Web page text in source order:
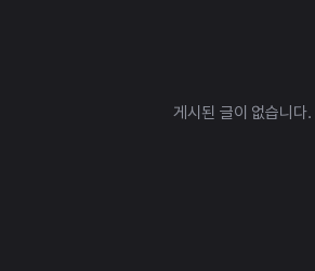
게시된 글이 없습니다.